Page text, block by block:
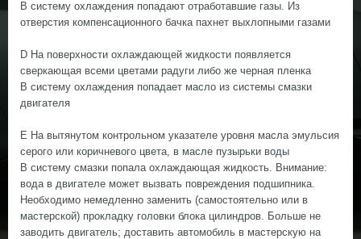
В систему охлаждения попадают отработавшие газы. Из
отверстия компенсационного бачка пахнет выхлопными газами
D На поверхности охлаждающей жидкости появляется
сверкающая всеми цветами радуги либо же черная пленка
В систему охлаждения попадает масло из системы смазки
двигателя
Е На вытянутом контрольном указателе уровня масла эмульсия
серого или коричневого цвета, в масле пузырьки воды
В систему смазки попала охлаждающая жидкость. Внимание:
вода в двигателе может вызвать повреждения подшипника.
Необходимо немедленно заменить (самостоятельно или в
мастерской) прокладку головки блока цилиндров. Больше не
заводить двигатель; доставить автомобиль в мастерскую на